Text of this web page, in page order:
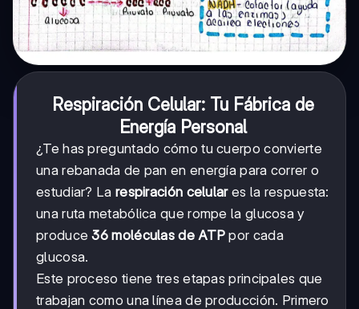
Respiración Celular: Tu Fábrica de
Energía Personal
¿Te has preguntado cómo tu cuerpo convierte
una rebanada de pan en energía para correr o
estudiar? La respiración celulares la respuesta:
una ruta metabólica que rompe la glucosa y
produce36 moléculas de ATP por cada
glucosa.
Este proceso tiene tres etapas principales que
trabajan como una línea de producción. Primero